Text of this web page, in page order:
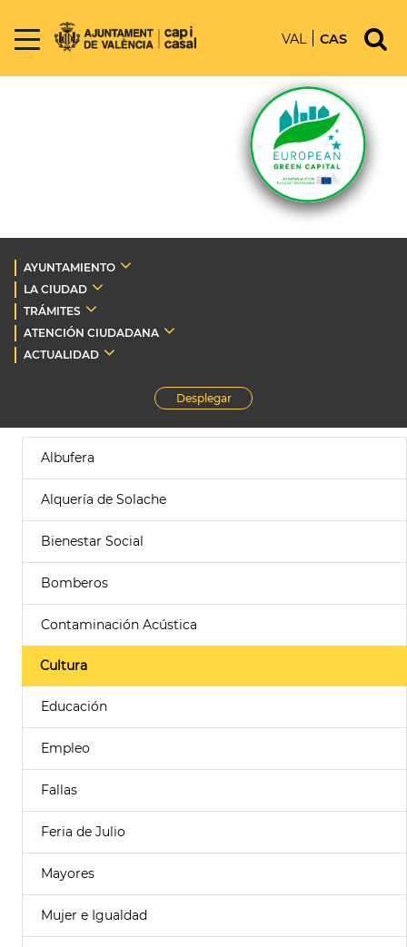
VAL CAS
AYUNTAMIENTO
LA CIUDAD
TRÁMITES
ATENCIÓN CIUDADANA
ACTUALIDAD
Desplegar
Albufera
Alquería de Solache
Bienestar Social
Bomberos
Contaminación Acústica
Cultura
Educación
Empleo
Fallas
Feria de Julio
Mayores
Mujer e Igualdad